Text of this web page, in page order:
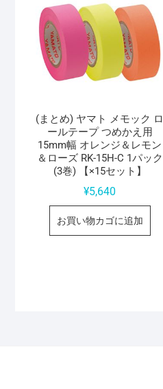
(まとめ) ヤマト メモック ロ
ールテープ つめかえ用
15mm幅 オレンジ＆レモン
＆ローズ RK-15H-C 1パック
(3巻) 【×15セット】
¥5,640
お買い物カゴに追加